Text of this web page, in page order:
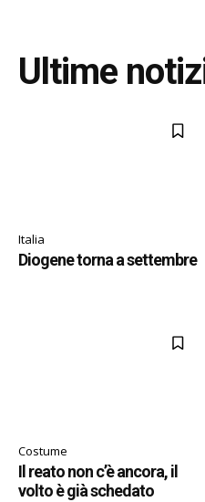
Ultime
Italia
Diogene torna a settembre
Costume
Il reato non c’è ancora, il
volto è già schedato